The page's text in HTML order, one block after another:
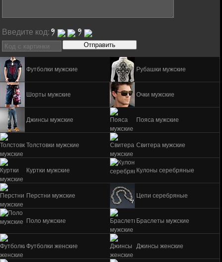
Футболки мужские Рубашки мужские
Шорты мужские Очки мужские
Джинсы мужские Пояса мужские
Толстовки мужские Свитера мужские
Куртки мужские Кулоны серебряные
Перстни мужские Цепи серебряные
Поло мужские Браслеты мужские
Футболки женские Джинсы женские
Введите код: